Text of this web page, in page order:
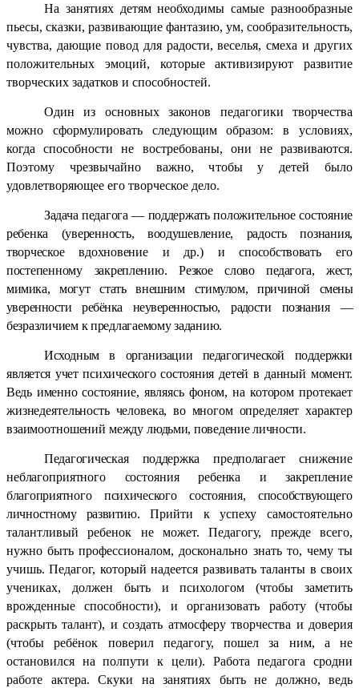
На занятиях детям необходимы самые разнообразные
пьесы, сказки, развивающие фантазию, ум, сообразительность,
чувства, дающие повод для радости, веселья, смеха и других
положительных эмоций, которые активизируют развитие
творческих задатков и способностей.
Один из основных законов педагогики творчества
можно сформулировать следующим образом: в условиях,
когда способности не востребованы, они не развиваются.
Поэтому чрезвычайно важно, чтобы у детей было
удовлетворяющее его творческое дело.
Задача педагога — поддержать положительное состояние
ребенка (уверенность, воодушевление, радость познания,
творческое вдохновение и др.) и способствовать его
постепенному закреплению. Резкоеслово педагога, жест,
мимика, могут стать внешним стимулом, причиной смены
уверенности ребёнка неуверенностью, радости познания —
безразличием к предлагаемому заданию.
Исходным в организации педагогической поддержки
является учетпсихического состояния детей в данный момент.
Ведь именно состояние, являясь фоном, на котором протекает
жизнедеятельность человека, во многом определяет характер
взаимоотношений междулюдьми, поведение личности.
Педагогическая поддержка предполагает снижение
неблагоприятного состояния ребенка и закрепление
благоприятного психического состояния, способствующего
личностному развитию. Прийти к успеху самостоятельно
талантливый ребенок не может. Педагогу, прежде всего,
нужно быть профессионалом, досконально знать то, чему ты
учишь. Педагог, который надеется развивать таланты в своих
учениках, должен быть и психологом (чтобы заметить
врожденные способности), и организовать работу (чтобы
раскрыть талант), и создать атмосферу творчества и доверия
(чтобы ребёнок поверил педагогу, пошел за ним, а не
остановился на полпути к цели). Работа педагога сродни
работе актера. Скуки на занятиях быть не должно, ведь